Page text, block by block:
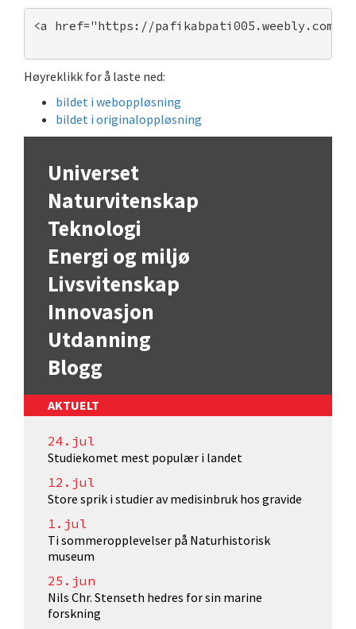
<a href="https://pafikabpati005.weebly.com/
Høyreklikk for å laste ned:
bildet i weboppløsning
bildet i originaloppløsning
Universet
Naturvitenskap
Teknologi
Energi og miljø
Livsvitenskap
Innovasjon
Utdanning
Blogg
AKTUELT
24.jul
Studiekomet mest populær i landet
12.jul
Store sprik i studier av medisinbruk hos gravide
1.jul
Ti sommeropplevelser på Naturhistorisk
museum
25.jun
Nils Chr. Stenseth hedres for sin marine
forskning